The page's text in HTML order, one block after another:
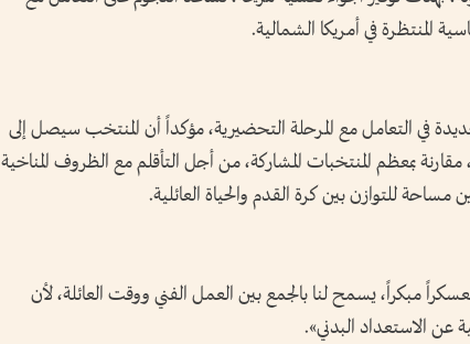
المنتظرة في أمريكا الشمالية.
في التعامل مع المرحلة التحضيرية، مؤكداً أن المنتخب سيصل إلى
بمعظم المنتخبات المشاركة، من أجل التأقلم مع الظروف المناخية
للتوازن بين كرة القدم والحياة العائلية.
مبكراً، يسمح لنا بالجمع بين العمل الفني ووقت العائلة، لأن
عن الاستعداد البدني».